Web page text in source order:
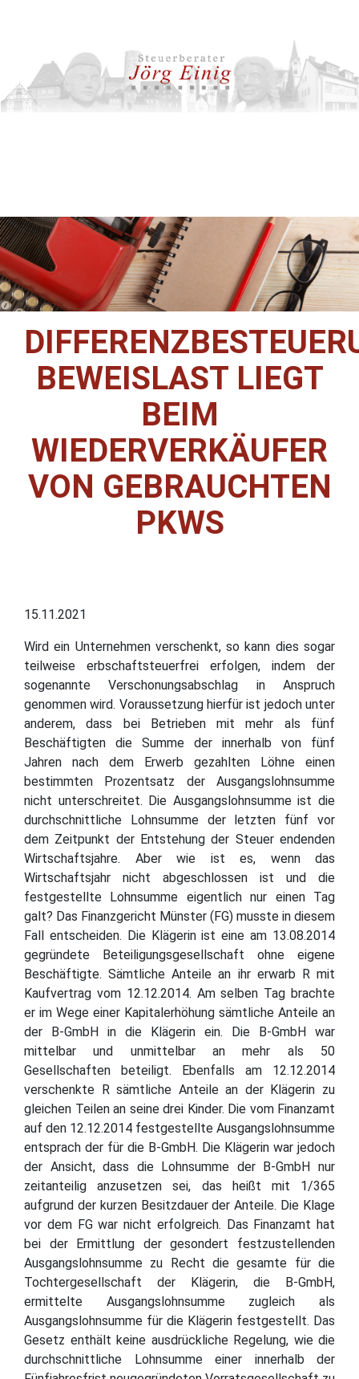
BEWEISLAST LIEGT
BEIM
WIEDERVERKÄUFER
VON GEBRAUCHTEN
PKWS
15.11.2021
Wird ein Unternehmen verschenkt, so kann dies sogar
teilweise erbschaftsteuerfrei erfolgen, indem der
sogenannte Verschonungsabschlag in Anspruch
genommen wird. Voraussetzung hierfür ist jedoch unter
anderem, dass bei Betrieben mit mehr als fünf
Beschäftigten die Summe der innerhalb von fünf
Jahren nach dem Erwerb gezahlten Löhne einen
bestimmten Prozentsatz der Ausgangslohnsumme
nicht unterschreitet. Die Ausgangslohnsumme ist die
durchschnittliche Lohnsumme der letzten fünf vor
dem Zeitpunkt der Entstehung der Steuer endenden
Wirtschaftsjahre. Aber wie ist es, wenn das
Wirtschaftsjahr nicht abgeschlossen ist und die
festgestellte Lohnsumme eigentlich nur einen Tag
galt? Das Finanzgericht Münster (FG) musste in diesem
Fall entscheiden. Die Klägerin ist eine am 13.08.2014
gegründete Beteiligungsgesellschaft ohne eigene
Beschäftigte. Sämtliche Anteile an ihr erwarb R mit
Kaufvertrag vom 12.12.2014. Am selben Tag brachte
er im Wege einer Kapitalerhöhung sämtliche Anteile an
der B-GmbH in die Klägerin ein. Die B-GmbH war
mittelbar und unmittelbar an mehr als 50
Gesellschaften beteiligt. Ebenfalls am 12.12.2014
verschenkte R sämtliche Anteile an der Klägerin zu
gleichen Teilen an seine drei Kinder. Die vom Finanzamt
auf den 12.12.2014 festgestellte Ausgangslohnsumme
entsprach der für die B-GmbH. Die Klägerin war jedoch
der Ansicht, dass die Lohnsumme der B-GmbH nur
zeitanteilig anzusetzen sei, das heißt mit 1/365
aufgrund der kurzen Besitzdauer der Anteile. Die Klage
vor dem FG war nicht erfolgreich. Das Finanzamt hat
bei der Ermittlung der gesondert festzustellenden
Ausgangslohnsumme zu Recht die gesamte für die
Tochtergesellschaft der Klägerin, die B-GmbH,
ermittelte Ausgangslohnsumme zugleich als
Ausgangslohnsumme für die Klägerin festgestellt. Das
Gesetz enthält keine ausdrückliche Regelung, wie die
durchschnittliche Lohnsumme einer innerhalb der